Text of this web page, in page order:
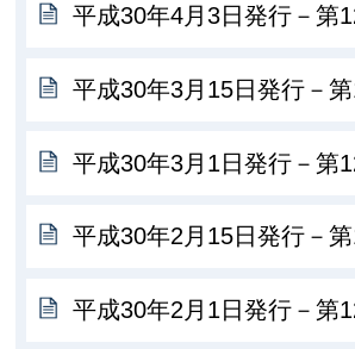
平成30年4月3日発行－第
平成30年3月15日発行－第
平成30年3月1日発行－第
平成30年2月15日発行－第
平成30年2月1日発行－第